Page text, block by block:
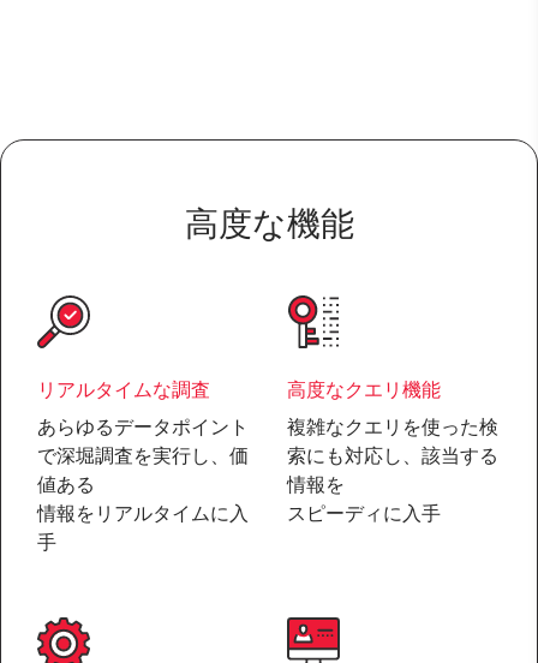
高度な機能
リアルタイムな調査
あらゆるデータポイント
で深堀調査を実行し、価
値ある
情報をリアルタイムに入
手
高度なクエリ機能
複雑なクエリを使った検
索にも対応し、該当する
情報を
スピーディに入手